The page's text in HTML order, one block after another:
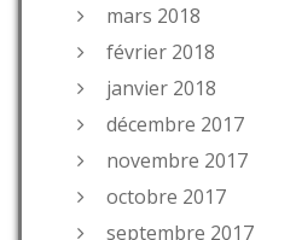
mars 2018
février 2018
janvier 2018
décembre 2017
novembre 2017
octobre 2017
septembre 2017